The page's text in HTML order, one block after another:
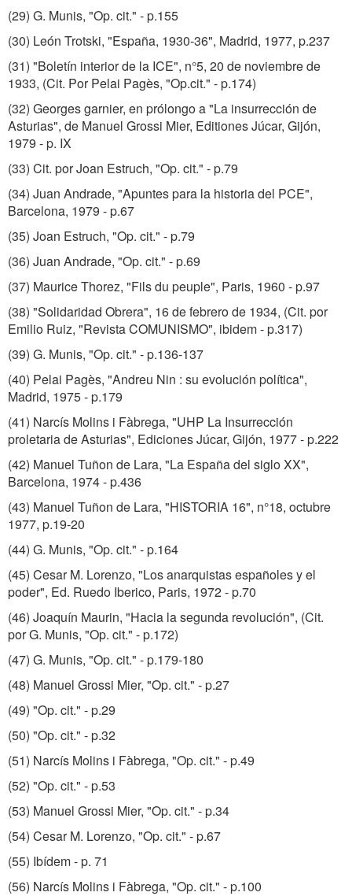
(29) G. Munis, "Op. cit." - p.155
(30) León Trotski, "España, 1930-36", Madrid, 1977, p.237
(31) "Boletín interior de la ICE", n°5, 20 de noviembre de
1933, (Cit. Por Pelai Pagès, "Op.cit." - p.174)
(32) Georges garnier, en prólongo a "La insurrección de
Asturias", de Manuel Grossi Mier, Editiones Júcar, Gijón,
1979 - p. IX
(33) Cit. por Joan Estruch, "Op. cit." - p.79
(34) Juan Andrade, "Apuntes para la historia del PCE",
Barcelona, 1979 - p.67
(35) Joan Estruch, "Op. cit." - p.79
(36) Juan Andrade, "Op. cit." - p.69
(37) Maurice Thorez, "Fils du peuple", Paris, 1960 - p.97
(38) "Solidaridad Obrera", 16 de febrero de 1934, (Cit. por
Emilio Ruiz, "Revista COMUNISMO", ibidem - p.317)
(39) G. Munis, "Op. cit." - p.136-137
(40) Pelai Pagès, "Andreu Nin : su evolución política",
Madrid, 1975 - p.179
(41) Narcís Molins i Fàbrega, "UHP La Insurrección
proletaria de Asturias", Ediciones Júcar, Gijón, 1977 - p.222
(42) Manuel Tuñon de Lara, "La España del siglo XX",
Barcelona, 1974 - p.436
(43) Manuel Tuñon de Lara, "HISTORIA 16", n°18, octubre
1977, p.19-20
(44) G. Munis, "Op. cit." - p.164
(45) Cesar M. Lorenzo, "Los anarquistas españoles y el
poder", Ed. Ruedo Iberico, Paris, 1972 - p.70
(46) Joaquín Maurin, "Hacia la segunda revolución", (Cit.
por G. Munis, "Op. cit." - p.172)
(47) G. Munis, "Op. cit." - p.179-180
(48) Manuel Grossi Mier, "Op. cit." - p.27
(49) "Op. cit." - p.29
(50) "Op. cit." - p.32
(51) Narcís Molins i Fàbrega, "Op. cit." - p.49
(52) "Op. cit." - p.53
(53) Manuel Grossi Mier, "Op. cit." - p.34
(54) Cesar M. Lorenzo, "Op. cit." - p.67
(55) Ibídem - p. 71
(56) Narcís Molins i Fàbrega, "Op. cit." - p.100